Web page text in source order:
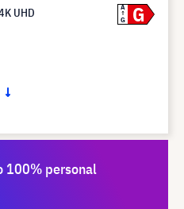
UHD
A
G
G
100% personal